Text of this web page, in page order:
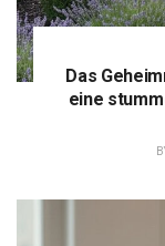
Das
eine